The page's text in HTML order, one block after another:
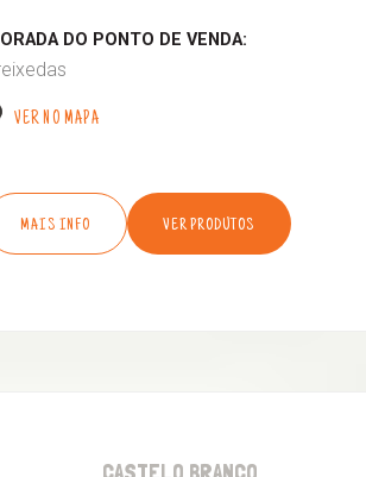
DO PONTO DE VENDA:
VER NO MAPA
MAIS INFO VER PRODUTOS